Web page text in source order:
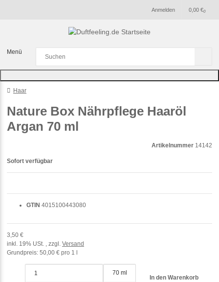
Anmelden 0
0,00 €
Menü
Haar
Nature Box Nährpflege Haaröl
Argan 70 ml
Artikelnummer 14142
GTIN 4015100443080
3,50 €
inkl. 19% USt. , zzgl. Versand
Grundpreis: 50,00 € pro 1 l
70 ml
In den Warenkorb
Sofort verfügbar